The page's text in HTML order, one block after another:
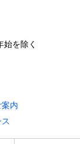
を除く
内